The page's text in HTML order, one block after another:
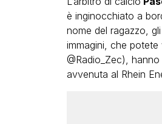
è inginocchiato a
nome del ragazzo,
immagini, che
@Radio_Zec),
avvenuta al Rhein